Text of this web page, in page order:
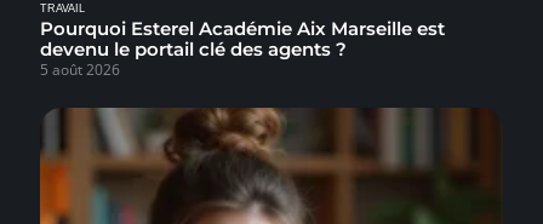
TRAVAIL
Pourquoi Esterel Académie Aix Marseille est
devenu le portail clé des agents ?
5 août 2026